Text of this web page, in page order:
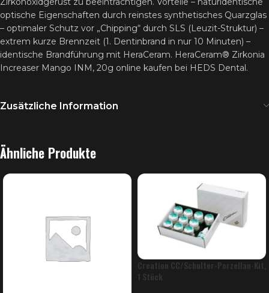
optische Eigenschaften durch reinstes synthetisches Quarzglas
– optimaler Schutz vor „Chipping“ durch SLS (Leuzit-Struktur) –
extrem kurze Brennzeit (1. Dentinbrand in nur 10 Minuten) –
identische Brandführung mit HeraCeram. HeraCeram® Zirkonia
Increaser Mango INM, 20g online kaufen bei HEDS Dental.
Zusätzliche Information
Ähnliche Produkte
Creation CC/Schulter-Porzellan-Kit,
1 Stück